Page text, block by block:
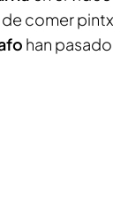
de comer
han